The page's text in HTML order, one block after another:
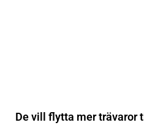
De vill flytta mer trävaror